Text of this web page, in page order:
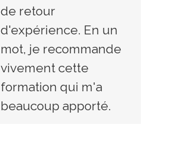
de retour
d'expérience. En un
mot, je recommande
vivement cette
formation qui m'a
beaucoup apporté.